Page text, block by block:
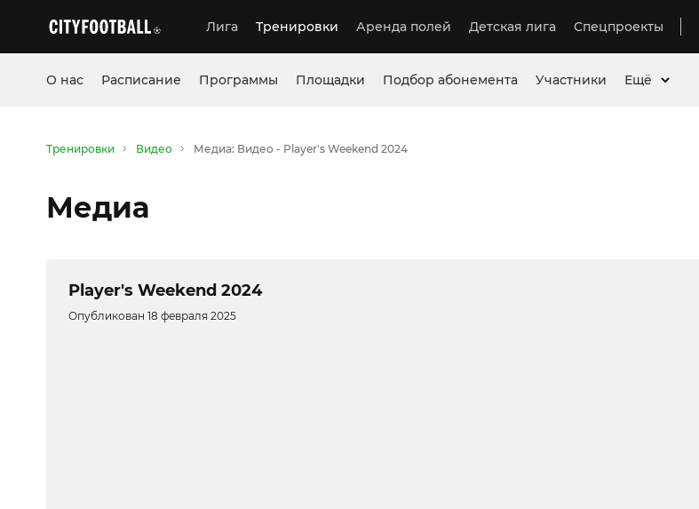
Лига Тренировки Аренда полей Детская лига Спецпроекты
О нас Расписание Программы Площадки Подбор абонемента Участники Ещё
Тренировки Видео Медиа: Видео - Player's Weekend 2024
Медиа
Player's Weekend 2024
Опубликован 18 февраля 2025